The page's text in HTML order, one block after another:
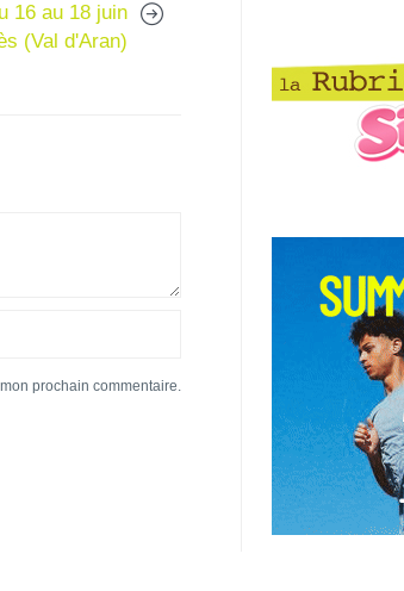
16 au 18 juin
(Val d'Aran)
prochain commentaire.